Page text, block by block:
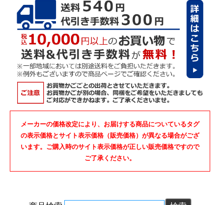
メーカーの価格改定により、お届けする商品についているタグ
の表示価格とサイト表示価格（販売価格）が異なる場合がござ
います。ご購入時のサイト表示価格が正しい販売価格ですので
ご了承ください。